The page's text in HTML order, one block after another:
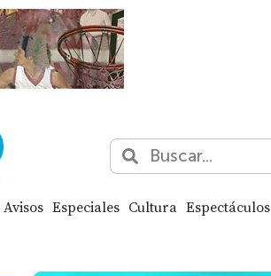
Avisos Especiales Cultura Espectáculos